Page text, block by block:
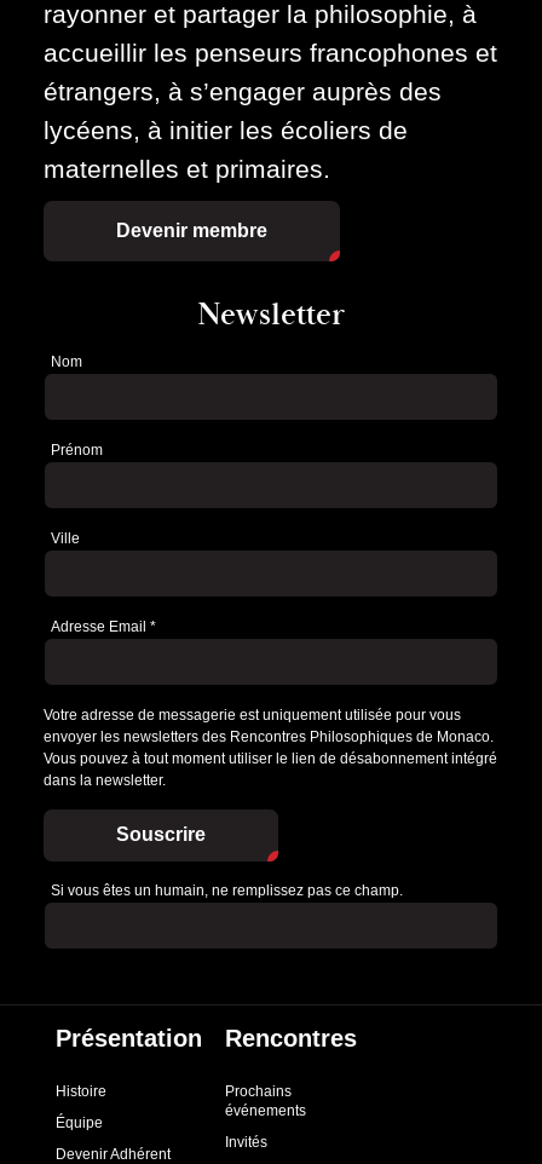
rayonner et partager la philosophie, à
accueillir les penseurs francophones et
étrangers, à s’engager auprès des
lycéens, à initier les écoliers de
maternelles et primaires.
Devenir membre
Newsletter
Newsletter
Nom
Prénom
Ville
Adresse Email *
Votre adresse de messagerie est uniquement utilisée pour vous
envoyer les newsletters des Rencontres Philosophiques de Monaco.
Vous pouvez à tout moment utiliser le lien de désabonnement intégré
dans la newsletter.
Souscrire
Si vous êtes un humain, ne remplissez pas ce champ.
Présentation
Histoire
Équipe
Devenir Adhérent
Rencontres
Prochains
événements
Invités